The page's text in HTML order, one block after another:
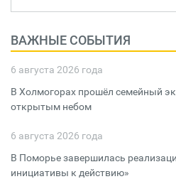
ВАЖНЫЕ СОБЫТИЯ
6 августа 2026 года
В Холмогорах прошёл семейный
открытым небом
6 августа 2026 года
В Поморье завершилась
инициативы к действию»